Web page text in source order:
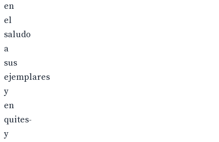
en
el
saludo
a
sus
ejemplares
y
en
quites-
y